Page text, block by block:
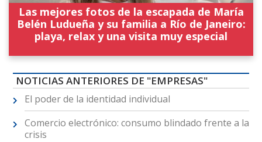
Las mejores fotos de la escapada de María
Belén Ludueña y su familia a Río de Janeiro:
playa, relax y una visita muy especial
NOTICIAS ANTERIORES DE "EMPRESAS"
El poder de la identidad individual
Comercio electrónico: consumo blindado frente a la
crisis